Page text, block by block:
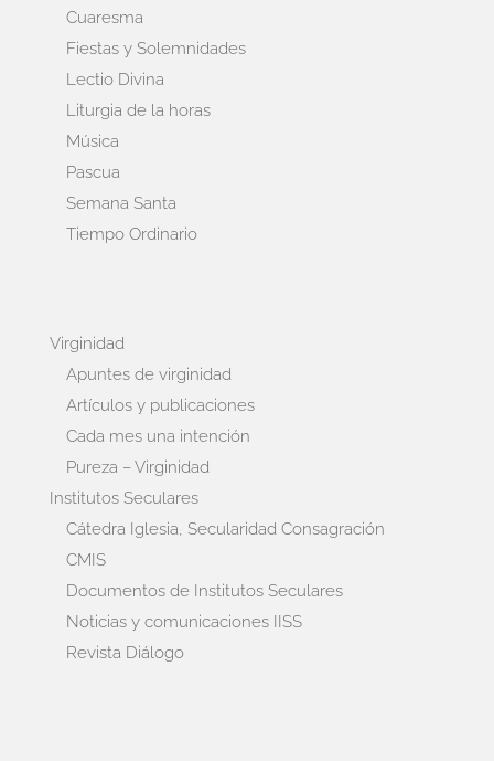
Cuaresma
Fiestas y Solemnidades
Lectio Divina
Liturgia de la horas
Música
Pascua
Semana Santa
Tiempo Ordinario
Virginidad
Apuntes de virginidad
Artículos y publicaciones
Cada mes una intención
Pureza – Virginidad
Institutos Seculares
Cátedra Iglesia, Secularidad Consagración
CMIS
Documentos de Institutos Seculares
Noticias y comunicaciones IISS
Revista Diálogo